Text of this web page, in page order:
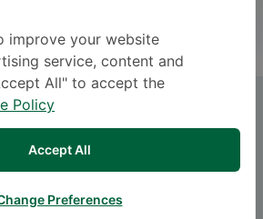
PHUNTAWEE
Internal Medicine
Medicine
improve your website
service, content and
All" to accept the
Policy
Accept All
Preferences